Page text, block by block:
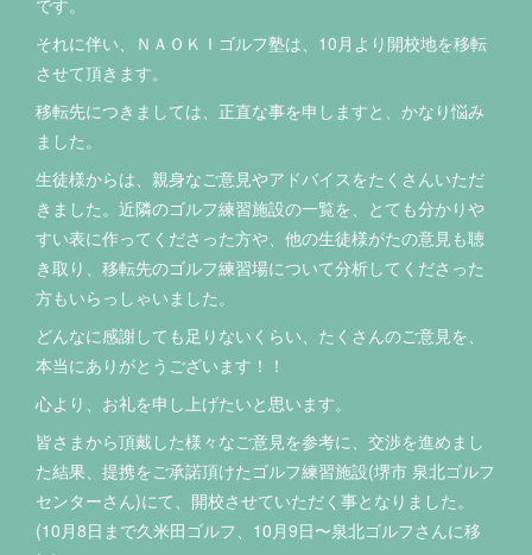
です。
それに伴い、ＮＡＯＫＩゴルフ塾は、10月より開校地を移転
させて頂きます。
移転先につきましては、正直な事を申しますと、かなり悩み
ました。
生徒様からは、親身なご意見やアドバイスをたくさんいただ
きました。近隣のゴルフ練習施設の一覧を、とても分かりや
すい表に作ってくださった方や、他の生徒様がたの意見も聴
き取り、移転先のゴルフ練習場について分析してくださった
方もいらっしゃいました。
どんなに感謝しても足りないくらい、たくさんのご意見を、
本当にありがとうございます！！
心より、お礼を申し上げたいと思います。
皆さまから頂戴した様々なご意見を参考に、交渉を進めまし
た結果、提携をご承諾頂けたゴルフ練習施設(堺市 泉北ゴルフ
センターさん)にて、開校させていただく事となりました。
(10月8日まで久米田ゴルフ、10月9日〜泉北ゴルフさんに移